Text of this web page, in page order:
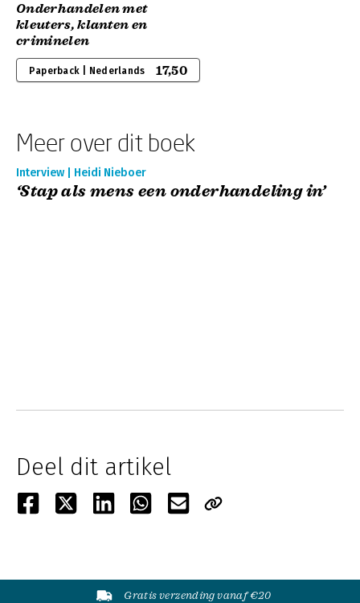
Onderhandelen met
kleuters, klanten en
criminelen
Paperback | Nederlands 17,50
Meer over dit boek
Interview | Heidi Nieboer
‘Stap als mens een onderhandeling in’
Deel dit artikel
Gratis verzending vanaf €20